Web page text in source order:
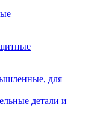
для
детали и